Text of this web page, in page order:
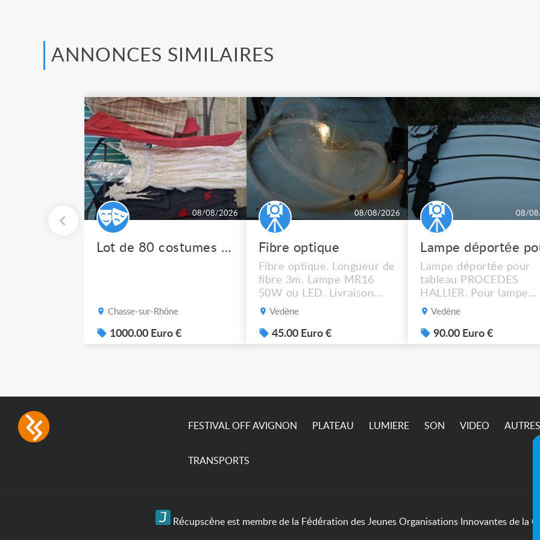
ANNONCES SIMILAIRES
08/08/2026
Lot de 80 costumes de scène pro
Chasse-sur-Rhône
1000.00 Euro €
08/08/2026
Fibre optique
Fibre optique. Longueur de
fibre 3m. Lampe MR16
50W ou LED. Livraison
possible.
Vedène
45.00 Euro €
08/
Lampe déportée pour
tableau PROCEDES
HALLIER. Pour lampe
MR16 halogène ou LED
possible. 90€ le lot de 4.
Vedène
90.00 Euro €
FESTIVAL OFF AVIGNON PLATEAU LUMIERE SON VIDEO AUTRES
TRANSPORTS
Récupscène est membre de la Fédération des Jeunes Organisations Innovantes de la